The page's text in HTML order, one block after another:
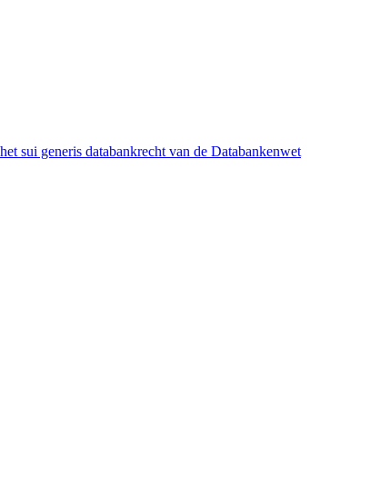
sui generis databankrecht van de Databankenwet